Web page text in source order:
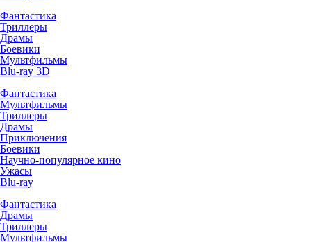
Фантастика
Триллеры
Драмы
Боевики
Мультфильмы
Blu-ray 3D
Фантастика
Мультфильмы
Триллеры
Драмы
Приключения
Боевики
Научно-популярное кино
Ужасы
Blu-ray
Фантастика
Драмы
Триллеры
Мультфильмы